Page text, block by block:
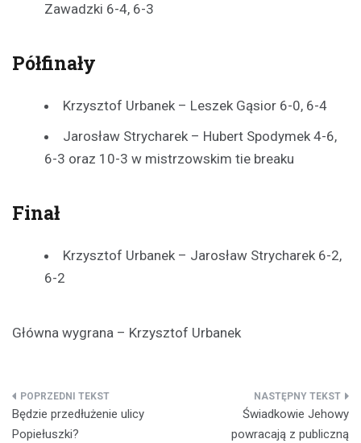
Zawadzki 6-4, 6-3
Półfinały
Krzysztof Urbanek – Leszek Gąsior 6-0, 6-4
Jarosław Strycharek – Hubert Spodymek 4-6,
6-3 oraz 10-3 w mistrzowskim tie breaku
Finał
Krzysztof Urbanek – Jarosław Strycharek 6-2,
6-2
Główna wygrana – Krzysztof Urbanek
Nawigacja
wpisu
Będzie przedłużenie ulicy
Popiełuszki?
Świadkowie Jehowy
powracają z publiczną